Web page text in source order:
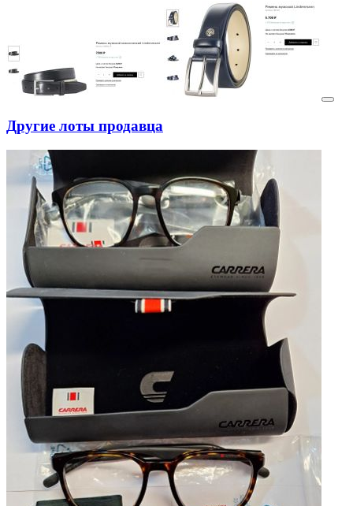
Другие лоты продавца